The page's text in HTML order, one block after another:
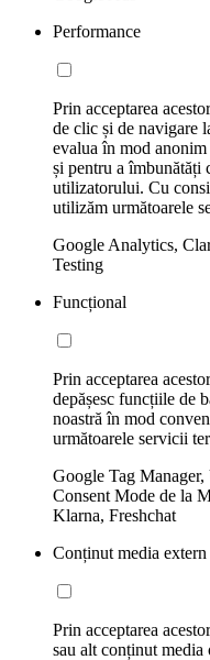
Performance
Prin acceptarea
de clic și de navigare
evalua în mod
și pentru a îmbunătăți
utilizatorului. Cu
utilizăm următoarele
Google Analytics,
Testing
Funcțional
Prin acceptarea
depășesc funcțiile de
noastră în mod
următoarele servicii
Google Tag
Consent Mode de la
Klarna, Freshchat
Conținut media extern
Prin acceptarea
sau alt conținut